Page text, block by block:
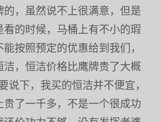
，虽然说不上很满意，但是
的时候，马桶上有不小的瑕
按照预定的优惠给到我们，
，恒洁价格比鹰牌贵了大概
说下，我买的恒洁并不便宜，
了一千多，不是一个很成功